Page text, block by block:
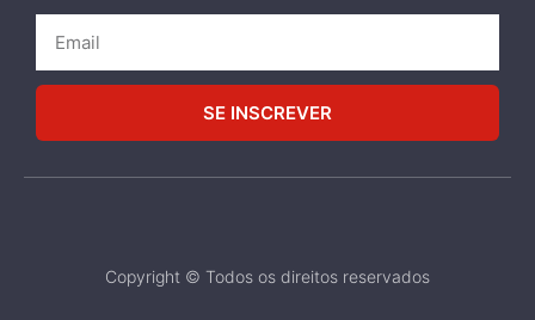
SE INSCREVER
Copyright © Todos os direitos reservados